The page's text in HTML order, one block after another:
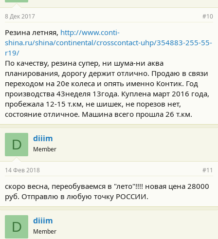
8 Дек 2017 #10
Резина летняя, http://www.conti-
shina.ru/shina/continental/crosscontact-uhp/354883-255-55-
r19/
По качеству, резина супер, ни шума-ни аква
планирования, дорогу держит отлично. Продаю в связи
переходом на 20е колеса и опять именно Контик. Год
производства 43неделя 13года. Куплена март 2016 года,
пробежала 12-15 т.км, не шишек, не порезов нет,
состояние отличное. Машина всего прошла 26 т.км.
D diiim
Member
14 Фев 2018 #11
скоро весна, переобуваемся в "лето"!!!! новая цена 28000
руб. Отправлю в любую точку РОССИИ.
D diiim
Member